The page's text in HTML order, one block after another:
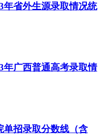
年省外生源录取情况统
年广西普通高考录取情
单招录取分数线（含